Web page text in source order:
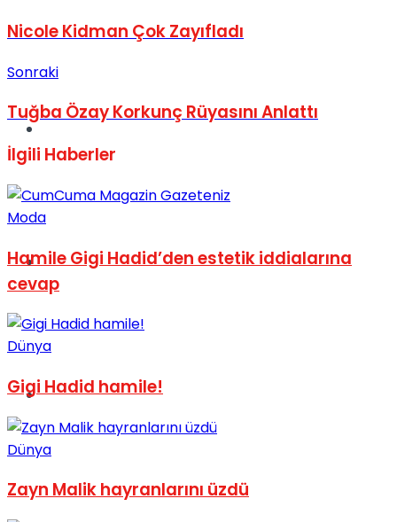
Sinema
Tatil
View All Result
Nicole Kidman Çok Zayıfladı
Sonraki
Tuğba Özay Korkunç Rüyasını Anlattı
İlgili Haberler
Moda
Hamile Gigi Hadid’den estetik iddialarına
cevap
Dünya
Gigi Hadid hamile!
Dünya
Zayn Malik hayranlarını üzdü